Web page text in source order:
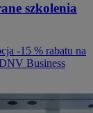
szkolenia
-15 % rabatu na
Business